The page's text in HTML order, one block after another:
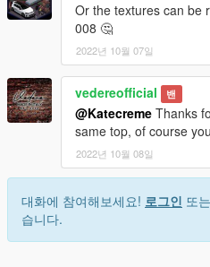
Or the textures can be
008 🤔
2022년 10월 07일
vedereofficial 밴
@Katecreme Thanks
same top, of course
2022년 10월 08일
대화에 참여해보세요! 로그인 또는
습니다.